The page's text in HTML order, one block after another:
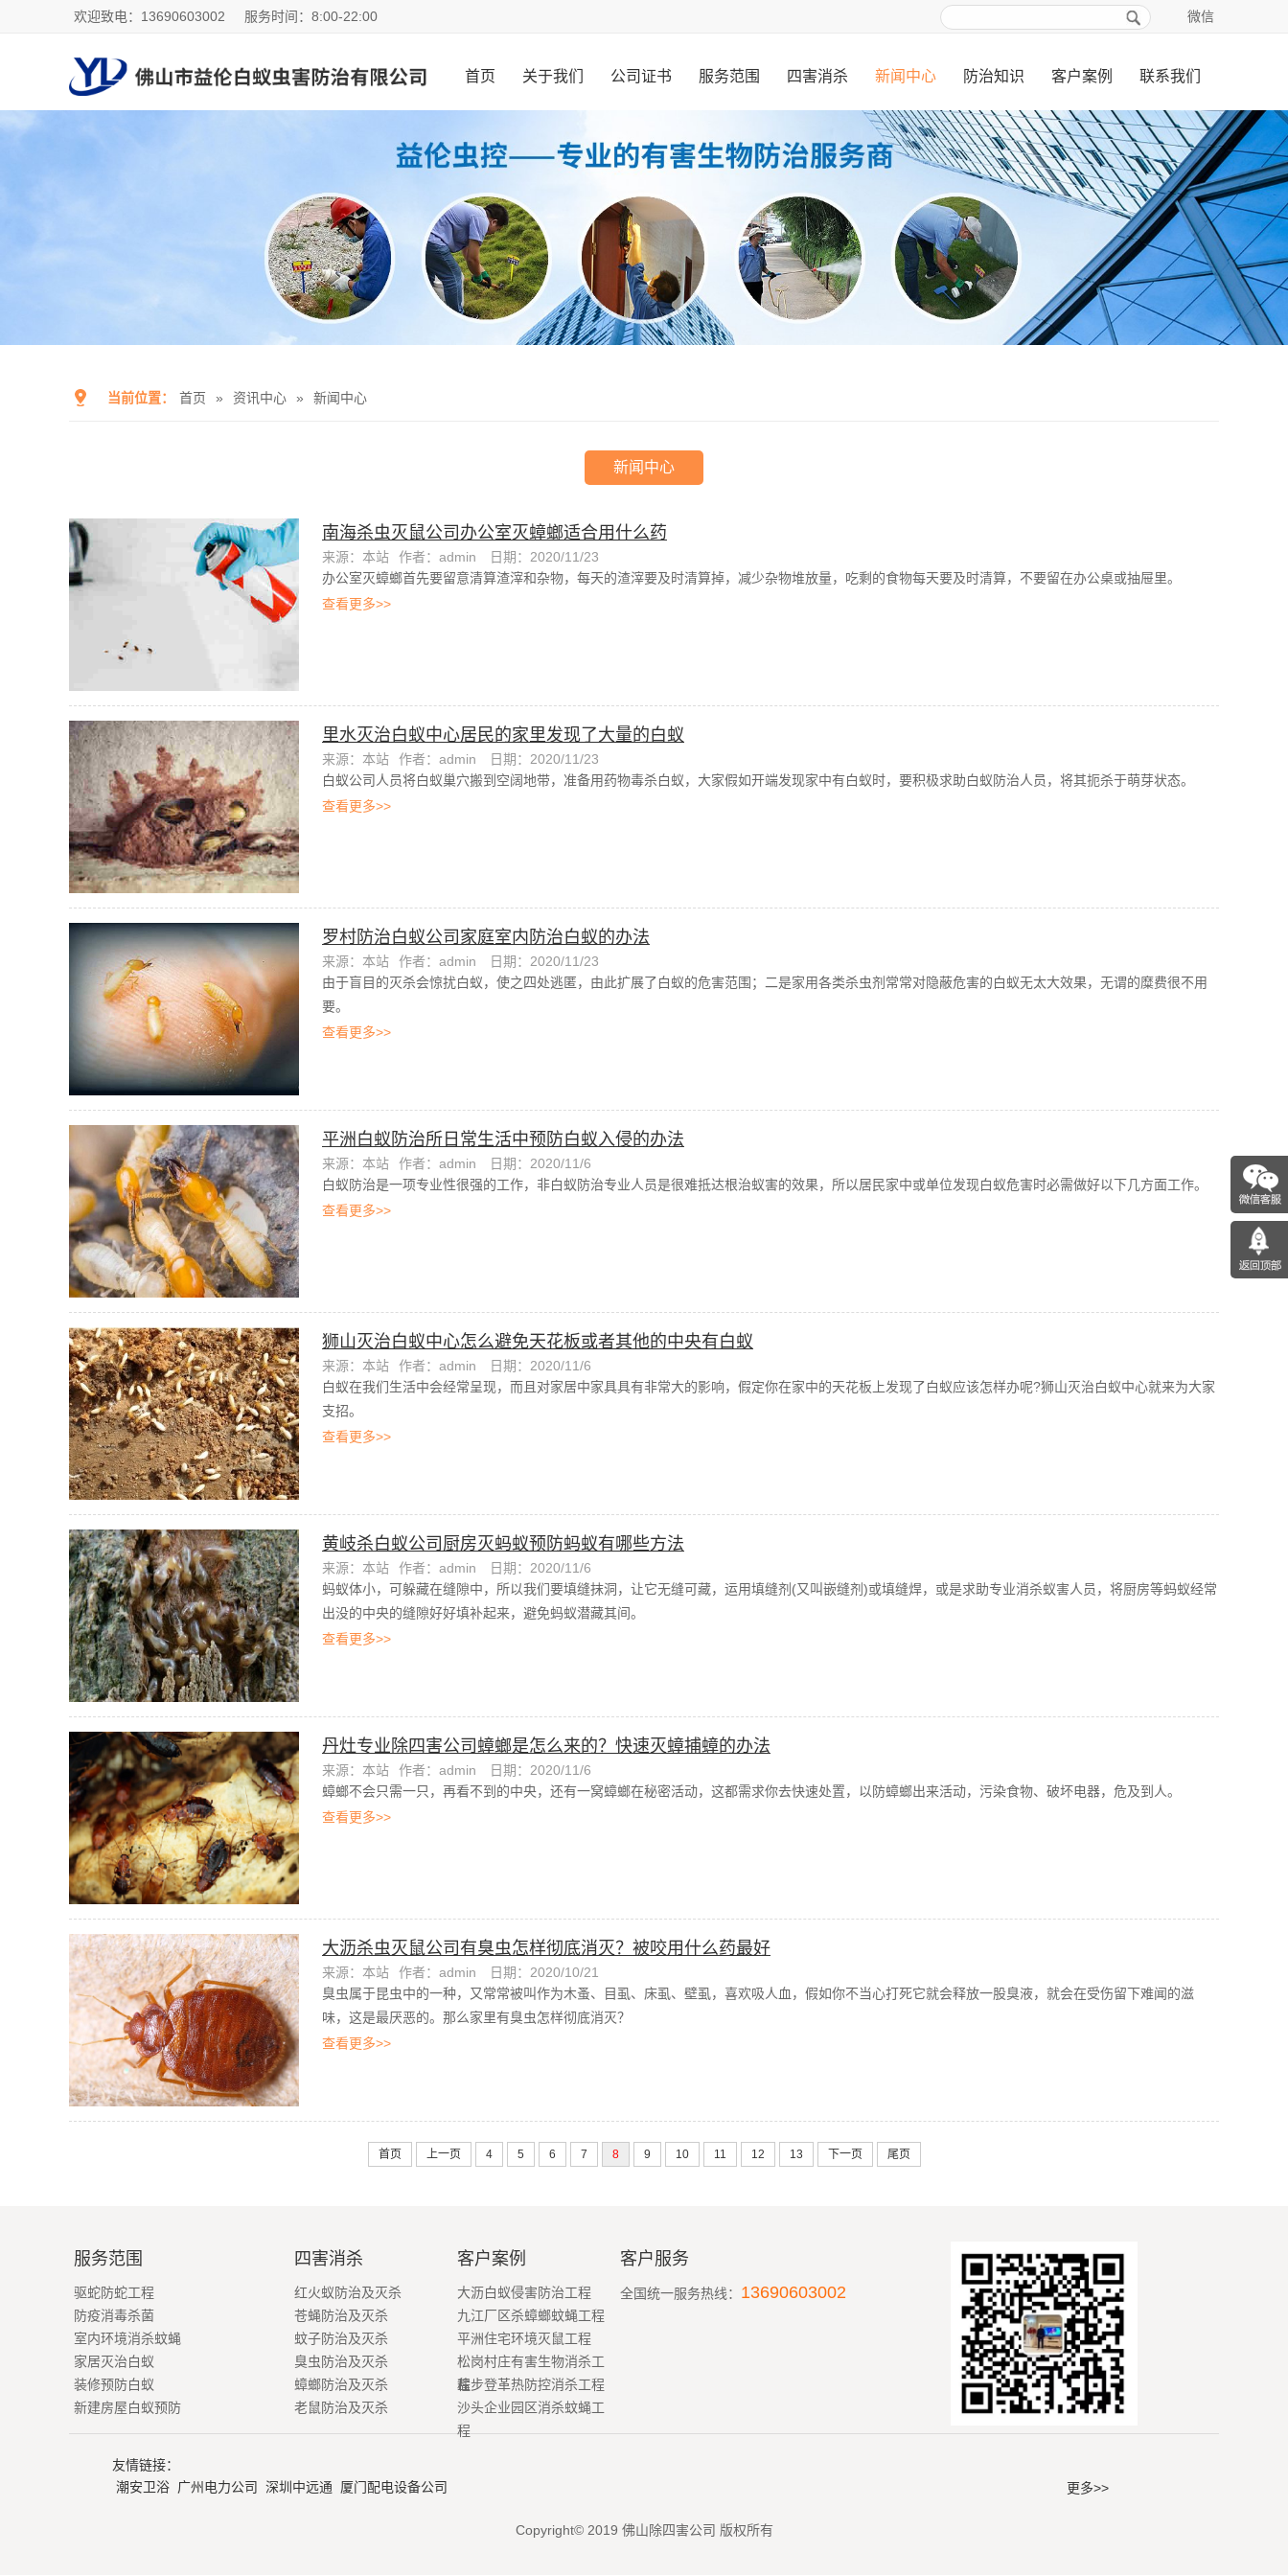
欢迎致电：13690603002 服务时间：8:00-22:00 微信
首页 关于我们 公司证书 服务范围 四害消杀 新闻中心 防治知识 客户案例 联系我们
当前位置： 首页 » 资讯中心 » 新闻中心
新闻中心
南海杀虫灭鼠公司办公室灭蟑螂适合用什么药
来源：本站 作者：admin
日期：2020/11/23
办公室灭蟑螂首先要留意清算渣滓和杂物，每天的渣滓要及时清算掉，减少杂物堆放量，吃剩的食物每天要及时清算，不要留在办公桌或抽屉里。
查看更多>>
里水灭治白蚁中心居民的家里发现了大量的白蚁
来源：本站 作者：admin
日期：2020/11/23
白蚁公司人员将白蚁巢穴搬到空阔地带，准备用药物毒杀白蚁，大家假如开端发现家中有白蚁时，要积极求助白蚁防治人员，将其扼杀于萌芽状态。
查看更多>>
罗村防治白蚁公司家庭室内防治白蚁的办法
来源：本站 作者：admin
日期：2020/11/23
由于盲目的灭杀会惊扰白蚁，使之四处逃匿，由此扩展了白蚁的危害范围；二是家用各类杀虫剂常常对隐蔽危害的白蚁无太大效果，无谓的糜费很不用
要。
查看更多>>
平洲白蚁防治所日常生活中预防白蚁入侵的办法
来源：本站 作者：admin
日期：2020/11/6
白蚁防治是一项专业性很强的工作，非白蚁防治专业人员是很难抵达根治蚁害的效果，所以居民家中或单位发现白蚁危害时必需做好以下几方面工作。
查看更多>>
狮山灭治白蚁中心怎么避免天花板或者其他的中央有白蚁
来源：本站 作者：admin
日期：2020/11/6
白蚁在我们生活中会经常呈现，而且对家居中家具具有非常大的影响，假定你在家中的天花板上发现了白蚁应该怎样办呢?狮山灭治白蚁中心就来为大家
支招。
查看更多>>
黄岐杀白蚁公司厨房灭蚂蚁预防蚂蚁有哪些方法
来源：本站 作者：admin
日期：2020/11/6
蚂蚁体小，可躲藏在缝隙中，所以我们要填缝抹洞，让它无缝可藏，运用填缝剂(又叫嵌缝剂)或填缝焊，或是求助专业消杀蚁害人员，将厨房等蚂蚁经常
出没的中央的缝隙好好填补起来，避免蚂蚁潜藏其间。
查看更多>>
丹灶专业除四害公司蟑螂是怎么来的？快速灭蟑捕蟑的办法
来源：本站 作者：admin
日期：2020/11/6
蟑螂不会只需一只，再看不到的中央，还有一窝蟑螂在秘密活动，这都需求你去快速处置，以防蟑螂出来活动，污染食物、破坏电器，危及到人。
查看更多>>
大沥杀虫灭鼠公司有臭虫怎样彻底消灭？被咬用什么药最好
来源：本站 作者：admin
日期：2020/10/21
臭虫属于昆虫中的一种，又常常被叫作为木蚤、目虱、床虱、壁虱，喜欢吸人血，假如你不当心打死它就会释放一股臭液，就会在受伤留下难闻的滋
味，这是最厌恶的。那么家里有臭虫怎样彻底消灭？
查看更多>>
首页 上一页 4 5 6 7 8 9 10 11 12 13 下一页 尾页
服务范围
驱蛇防蛇工程
防疫消毒杀菌
室内环境消杀蚊蝇
家居灭治白蚁
装修预防白蚁
新建房屋白蚁预防
四害消杀
红火蚁防治及灭杀
苍蝇防治及灭杀
蚊子防治及灭杀
臭虫防治及灭杀
蟑螂防治及灭杀
老鼠防治及灭杀
客户案例
大沥白蚁侵害防治工程
九江厂区杀蟑螂蚊蝇工程
平洲住宅环境灭鼠工程
松岗村庄有害生物消杀工
程
盐步登革热防控消杀工程
沙头企业园区消杀蚊蝇工
程
客户服务
全国统一服务热线： 13690603002
友情链接：
潮安卫浴 广州电力公司 深圳中远通 厦门配电设备公司 更多>>
Copyright© 2019 佛山除四害公司 版权所有